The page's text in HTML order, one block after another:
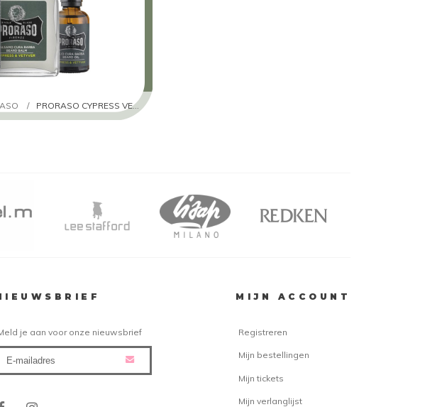
/ PRORASO CYPRESS VETIVER
je aan voor onze nieuwsbrief
MIJN ACCOUNT
Registreren
Mijn bestellingen
Mijn tickets
Mijn verlanglijst